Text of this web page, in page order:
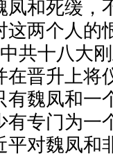
凤和死缓，
这两个人的
共十八大
晋升上将
魏凤和一
专门为一
平对魏凤和